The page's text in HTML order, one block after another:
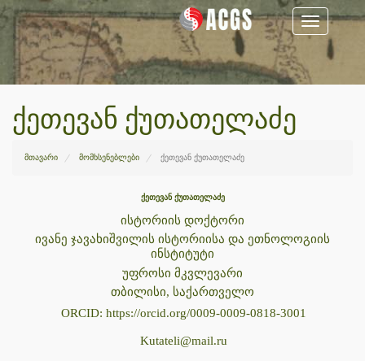
Toggle
navigation
ქეთევან ქუთათელაძე
მთავარი მომხსენებლები ქეთევან ქუთათელაძე
ქეთევან ქუთათელაძე
ისტორიის დოქტორი
ივანე ჯავახიშვილის ისტორიისა და ეთნოლოგიის
ინსტიტუტი
უფროსი მკვლევარი
თბილისი, საქართველო
ORCID: https://orcid.org/0009-0009-0818-3001
Kutateli@mail.ru